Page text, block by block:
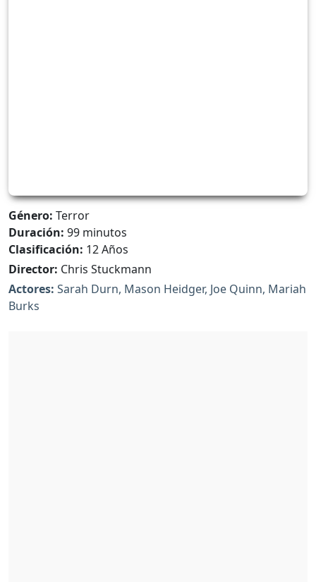
Género: Terror
Duración: 99 minutos
Clasificación: 12 Años
Director: Chris Stuckmann
Actores: Sarah Durn, Mason Heidger, Joe Quinn, Mariah
Burks